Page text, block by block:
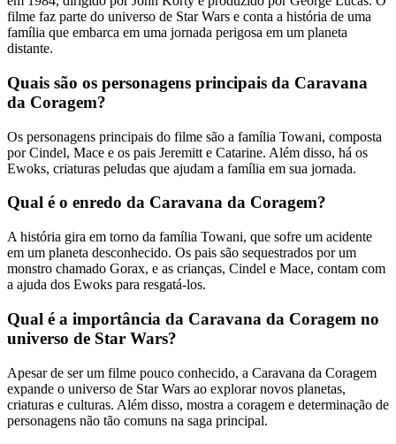
filme faz parte do universo de Star Wars e conta a história de uma
família que embarca em uma jornada perigosa em um planeta
distante.
Quais são os personagens principais da Caravana
da Coragem?
Os personagens principais do filme são a família Towani, composta
por Cindel, Mace e os pais Jeremitt e Catarine. Além disso, há os
Ewoks, criaturas peludas que ajudam a família em sua jornada.
Qual é o enredo da Caravana da Coragem?
A história gira em torno da família Towani, que sofre um acidente
em um planeta desconhecido. Os pais são sequestrados por um
monstro chamado Gorax, e as crianças, Cindel e Mace, contam com
a ajuda dos Ewoks para resgatá-los.
Qual é a importância da Caravana da Coragem no
universo de Star Wars?
Apesar de ser um filme pouco conhecido, a Caravana da Coragem
expande o universo de Star Wars ao explorar novos planetas,
criaturas e culturas. Além disso, mostra a coragem e determinação de
personagens não tão comuns na saga principal.